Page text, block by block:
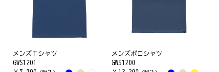
メンズＴシャツ
GWS1201
メンズポロシャツ
GWS1200